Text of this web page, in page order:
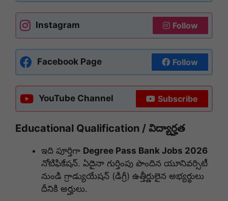
Instagram Follow
Facebook Page Follow
YouTube Channel Subscribe
Educational Qualification / విద్యార్హత
ఇది పూర్తిగా Degree Pass Bank Jobs 2026
నోటిఫికేషన్. ఏదైనా గుర్తింపు పొందిన యూనివర్సిటీ
నుండి గ్రాడ్యుయేషన్ (డిగ్రీ) ఉత్తీర్ణులైన అభ్యర్థులు
దీనికి అర్హులు.